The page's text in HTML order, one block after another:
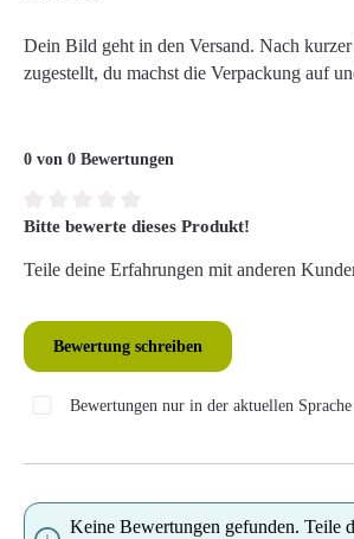
Dein Bild geht in den Versand. Nach
zugestellt, du machst die Verpackung auf
0 von 0 Bewertungen
Durchschnittliche Bewertung von 0 von 5
Bitte bewerte dieses Produkt!
Teile deine Erfahrungen mit anderen
Bewertung schreiben
Bewertungen nur in der aktuellen Sprache
Keine Bewertungen gefunden. Teile